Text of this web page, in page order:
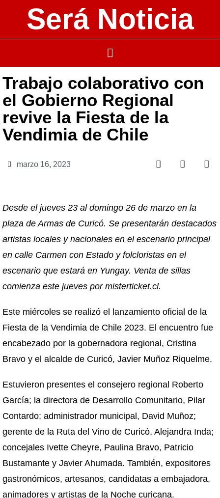
Será Noticia
Trabajo colaborativo con
el Gobierno Regional
revive la Fiesta de la
Vendimia de Chile
marzo 16, 2023
Desde el jueves 23 al domingo 26 de marzo en la
plaza de Armas de Curicó. Se presentarán destacados
artistas locales y nacionales en el escenario principal
en calle Carmen con Estado y folcloristas en el
escenario que estará en Yungay. Venta de sillas
comienza este jueves por misterticket.cl.
Este miércoles se realizó el lanzamiento oficial de la
Fiesta de la Vendimia de Chile 2023. El encuentro fue
encabezado por la gobernadora regional, Cristina
Bravo y el alcalde de Curicó, Javier Muñoz Riquelme.
Estuvieron presentes el consejero regional Roberto
García; la directora de Desarrollo Comunitario, Pilar
Contardo; administrador municipal, David Muñoz;
gerente de la Ruta del Vino de Curicó, Alejandra Inda;
concejales Ivette Cheyre, Paulina Bravo, Patricio
Bustamante y Javier Ahumada. También, expositores
gastronómicos, artesanos, candidatas a embajadora,
animadores y artistas de la Noche curicana.